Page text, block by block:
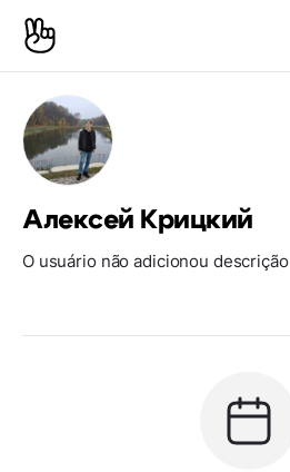
Алексей Крицкий
O usuário não adicionou descrição